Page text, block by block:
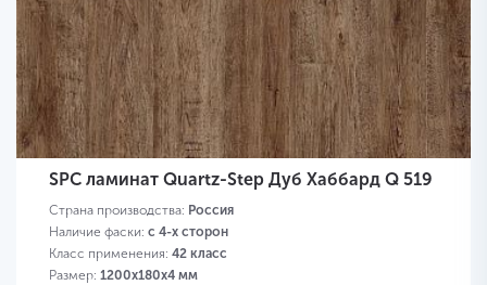
SPC ламинат Quartz-Step Дуб Хаббард Q 519
Страна производства: Россия
Наличие фаски: с 4-х сторон
Класс применения: 42 класс
Размер: 1200х180х4 мм